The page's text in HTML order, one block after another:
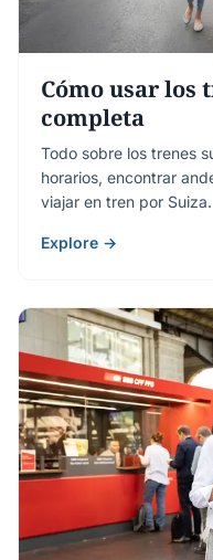
Cómo usar los
completa
Todo sobre los trenes
horarios, encontrar
viajar en tren por Suiza.
Explore →